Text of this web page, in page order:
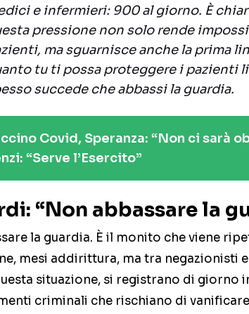
e infermieri: 900 al giorno. È
pressione non solo rende
ma sguarnisce anche la prima
tu ti possa proteggere i pazienti
succede che abbassi la guardia.
Covid, Speranza: “Non ci sarà
“Serve l’Esercito”
“Non abbassare la
la guardia. È il monito che viene
mesi addirittura, ma tra negazionisti
situazione, si registrano di giorno
criminali che rischiano di